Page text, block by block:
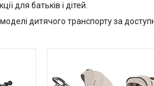
для батьків і дітей.
дитячого транспорту за